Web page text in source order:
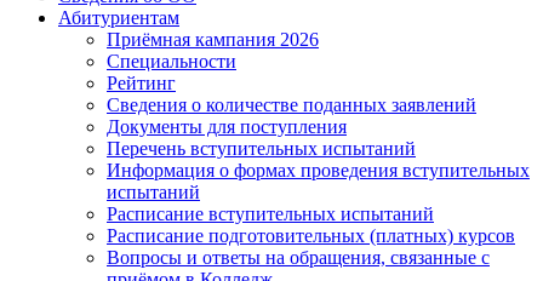
Абитуриентам
Приёмная кампания 2026
Специальности
Рейтинг
Сведения о количестве поданных заявлений
Документы для поступления
Перечень вступительных испытаний
Информация о формах проведения вступительных
испытаний
Расписание вступительных испытаний
Расписание подготовительных (платных) курсов
Вопросы и ответы на обращения, связанные с